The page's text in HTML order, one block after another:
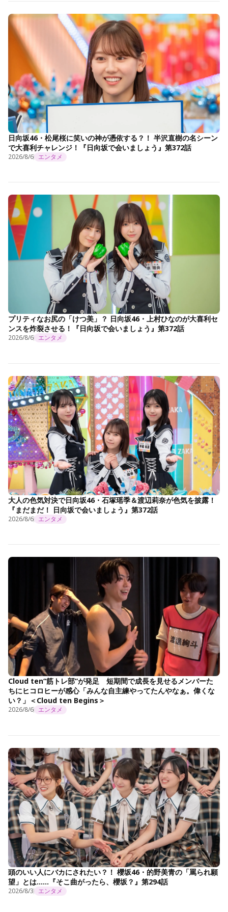
日向坂46・松尾桜に笑いの神が憑依する？！ 半沢直樹の名シーン
で大喜利チャレンジ！『日向坂で会いましょう』第372話
2026/8/6 エンタメ
プリティなお尻の「けつ美」？ 日向坂46・上村ひなのが大喜利セ
ンスを炸裂させる！『日向坂で会いましょう』第372話
2026/8/6 エンタメ
大人の色気対決で日向坂46・石塚瑶季＆渡辺莉奈が色気を披露！
『まだまだ！ 日向坂で会いましょう』第372話
2026/8/6 エンタメ
Cloud ten“筋トレ部”が発足 短期間で成長を見せるメンバーた
ちにヒコロヒーが感心「みんな自主練やってたんやなぁ。偉くな
い？」＜Cloud ten Begins＞
2026/8/6 エンタメ
頭のいい人にバカにされたい？！ 櫻坂46・的野美青の「罵られ願
望」とは……『そこ曲がったら、櫻坂？』第294話
2026/8/3 エンタメ